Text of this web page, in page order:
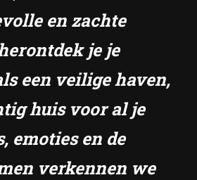
en zachte
je je
een veilige haven,
huis voor al je
emoties en de
verkennen we